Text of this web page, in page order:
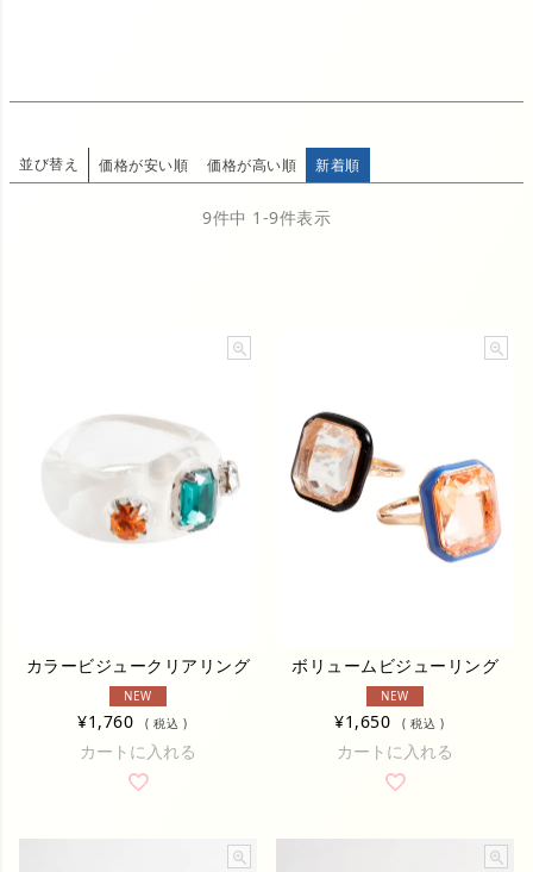
並び替え 価格が安い順 価格が高い順 新着順
9件中 1 -9件表示
カラービジュークリアリング
NEW
¥1,760 税込
カートに入れる
ボリュームビジューリング
NEW
¥1,650 税込
カートに入れる